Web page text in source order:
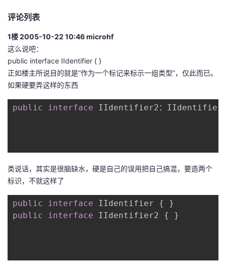
评论列表
1楼 2005-10-22 10:46 microhf
这么说吧：
public interface IIdentifier { }
正如楼主所说目的就是“作为一个标记来标示一组类型”，仅此而已。
如果硬要弄这样的东西
public interface IIdentifier2：
类说话，其实是很脑缺水，硬是自己的误用把自己搞混，要造两个
标识，不就这样了
public interface
public
interface IIdentifier2 { }